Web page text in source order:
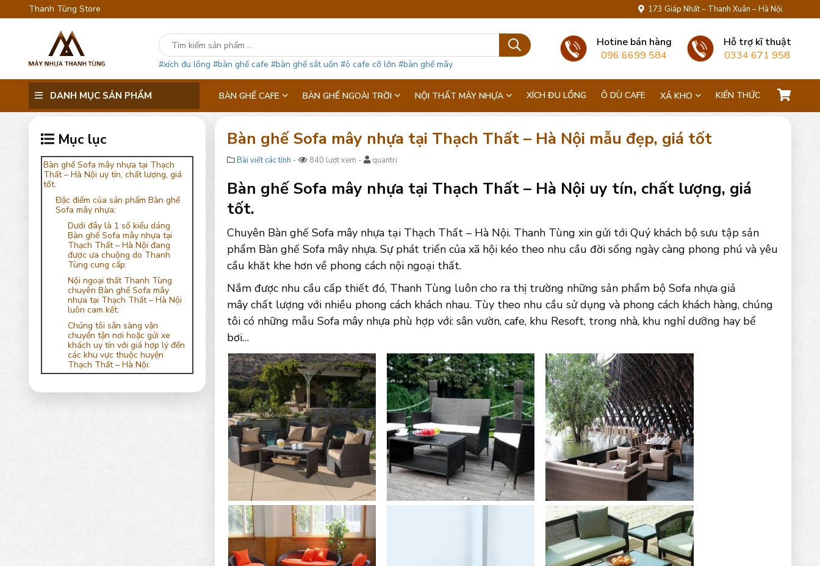
Thanh Tùng Store 173 Giáp Nhất – Thanh Xuân – Hà Nội.
#xích đu lồng #bàn ghế cafe #bàn ghế sắt uốn #ô cafe cỡ lớn #bàn ghế mây
Hotine bán hàng
096 6699 584
Hỗ trợ kĩ thuật
0334 671 958
DANH MỤC SẢN PHẨM BÀN GHẾ CAFE BÀN GHẾ NGOÀI TRỜI NỘI THẤT MÂY NHỰA XÍCH ĐU LỒNG Ô DÙ CAFE XẢ KHO KIẾN THỨC
Mục lục
Bàn ghế Sofa mây nhựa tại Thạch
Thất – Hà Nội uy tín, chất lượng, giá
tốt.
Đặc điểm của sản phẩm Bàn ghế
Sofa mây nhựa:
Dưới đây là 1 số kiểu dáng
Bàn ghế Sofa mây nhựa tại
Thạch Thất – Hà Nội đang
được ưa chuộng do Thanh
Tùng cung cấp:
Nội ngoại thất Thanh Tùng
chuyên Bàn ghế Sofa mây
nhựa tại Thạch Thất – Hà Nội
luôn cam kết:
Chúng tôi sẵn sàng vận
chuyển tận nơi hoặc gửi xe
khách uy tín với giá hợp lý đến
các khu vực thuộc huyện
Thạch Thất – Hà Nội:
Bàn ghế Sofa mây nhựa tại Thạch Thất – Hà Nội mẫu đẹp, giá tốt
Bài viết các tỉnh - 840 lượt xem - quantri
Bàn ghế Sofa mây nhựa tại Thạch Thất – Hà Nội uy tín, chất lượng, giá
tốt.
Chuyên Bàn ghế Sofa mây nhựa tại Thạch Thất – Hà Nội. Thanh Tùng xin gửi tới Quý khách bộ sưu tập sản
phẩm Bàn ghế Sofa mây nhựa. Sự phát triển của xã hội kéo theo nhu cầu đời sống ngày càng phong phú và yêu
cầu khăt khe hơn về phong cách nội ngoại thất.
Nắm được nhu cầu cấp thiết đó, Thanh Tùng luôn cho ra thị trường những sản phẩm bộ Sofa nhựa giả
mây chất lượng với nhiều phong cách khách nhau. Tùy theo nhu cầu sử dụng và phong cách khách hàng, chúng
tôi có những mẫu Sofa mây nhựa phù hợp với: sân vườn, cafe, khu Resoft, trong nhà, khu nghỉ dưỡng hay bể
bơi…